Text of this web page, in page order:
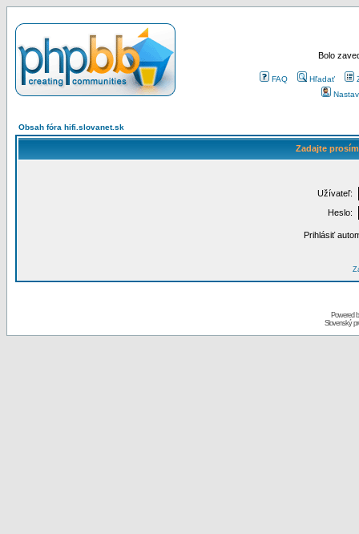
Bolo
FAQ Hľadať
Obsah fóra hifi.slovanet.sk
Zadajte
Užívateľ:
Heslo:
Prihlásiť
Powered
Slovenský